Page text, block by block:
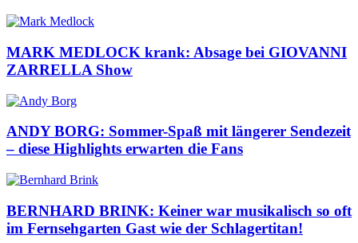
MARK MEDLOCK krank: Absage bei GIOVANNI
ZARRELLA Show
ANDY BORG: Sommer-Spaß mit längerer Sendezeit
– diese Highlights erwarten die Fans
BERNHARD BRINK: Keiner war musikalisch so oft
im Fernsehgarten Gast wie der Schlagertitan!